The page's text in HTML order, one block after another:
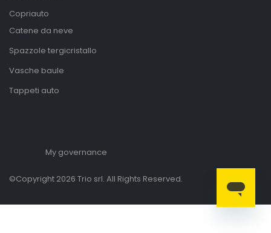
Copriauto
Catene da neve
Spazzole tergicristallo
Vasche baule
Tappeti auto
My governance
©Copyright 2026 Trio srl. All Rights Reserved.